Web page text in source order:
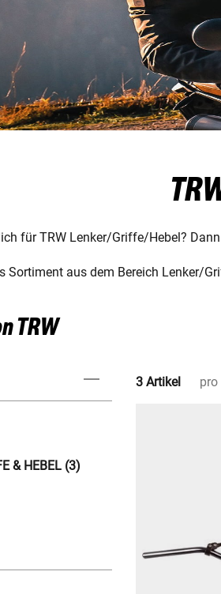
für TRW Lenker/Griffe/Hebel?
Sortiment aus dem Bereich Lenker/
TRW
& HEBEL (3)
3 Artikel pro